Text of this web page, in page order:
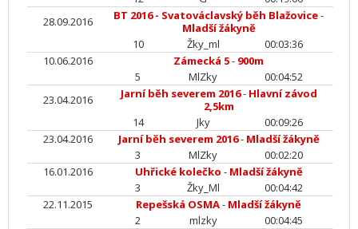
28.09.2016
BT 2016 - Svatováclavský běh Blažovice-
Mladší žákyně
10
Žky_ml
00:03:36
10.06.2016
Zámecká 5- 900m
5
MlZky
00:04:52
23.04.2016
Jarní běh severem 2016- Hlavní závod
2,5km
14
Jky
00:09:26
23.04.2016
Jarní běh severem 2016- Mladší žákyně
3
MlZky
00:02:20
16.01.2016
Uhřické kolečko - Mladší žákyně
3
Žky_Ml
00:04:42
22.11.2015
Repešská OSMA- Mladší žákyně
2
mlzky
00:04:45